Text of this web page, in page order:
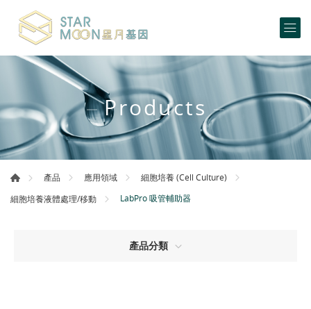
Products
產品 應用領域
細胞培養 (Cell Culture)
細胞培養液體處理/移動
LabPro 吸管輔助器
產品分類